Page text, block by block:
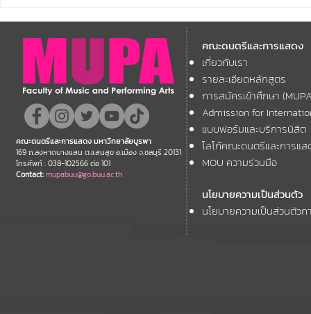
มหาวิทยาลัยบูรพา ขอแสดง
ความยินดี กับคณาจารย์ของ
คณะฯ ที่ได้รับการตอบรับให้นำ
เสนอผลงานวิชาการ ในงาน
ประชุมวิชาการระดับชาติและ
นานาชาติ "ศิลปกรรมวิจัย"
ประจำปี 2569 (FAR 12)
มหาวิทยาลั
โครงการ
11th
Forum
คณะดนตรีและการแสดง
เกี่ยวกับเรา
รายละเอียดหลักสูตร
การสมัครเข้าศึกษา
Admission for
แบบฟอร์มและบริการนิสิต
โลโก้คณะดนตรีและการแส
MOU ความร่วมมือ
นโยบายความเป็นส่วนตัว
นโยบายความเป็นส่วนตัว
คณะดนตรีและการแสดง มหาวิทยาลัยบูรพา
169 ถ.ลงหาดบางแสน ต.แสนสุข อ.เมือง จ.ชลบุรี 20131
โทรศัพท์ : 038-102566 ต่อ 101
Contact:mupabuu@go.buu.ac.th